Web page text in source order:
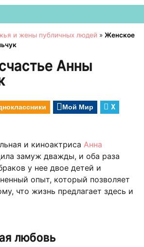
и жены публичных людей » Женское
Анны
Мой Мир X
и киноактриса Анна
замуж дважды, и оба раза
у нее двое детей и
опыт, который позволяет
что жизнь предлагает здесь и
любовь